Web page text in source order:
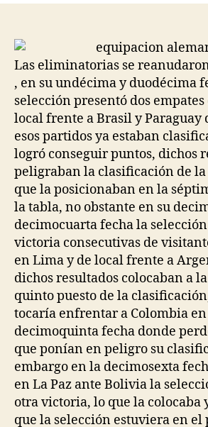
Las eliminatorias se
, en su undécima y duodécima
selección presentó dos
local frente a Brasil y Paraguay
esos partidos ya estaban
logró conseguir puntos, dichos
peligraban la clasificación de la
que la posicionaban en la
la tabla, no obstante en su
decimocuarta fecha la
victoria consecutivas de
en Lima y de local frente a
dichos resultados colocaban a
quinto puesto de la
tocaría enfrentar a Colombia
decimoquinta fecha donde
que ponían en peligro su
embargo en la decimosexta
en La Paz ante Bolivia la
otra victoria, lo que la colocaba
que la selección estuviera en el